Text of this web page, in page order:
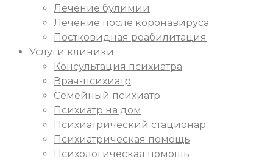
Лечение булимии
Лечение после коронавируса
Постковидная реабилитация
Услуги клиники
Консультация психиатра
Врач-психиатр
Семейный психиатр
Психиатр на дом
Психиатрический стационар
Психиатрическая помощь
Психологическая помощь